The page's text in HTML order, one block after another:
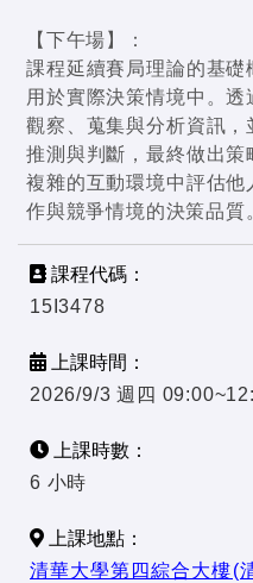
【下午場】：
課程延續賽局理論的基
用於實際決策情境中。
觀察、蒐集與分析資訊
推測與判斷，最終做出
複雜的互動環境中評估
作與競爭情境的決策品質
課程代碼：
15I3478
上課時間：
2026/9/3 週四
上課時數：
6 小時
上課地點：
清華大學第四綜合大樓(